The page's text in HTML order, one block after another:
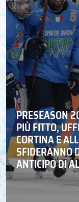
PRESEASON
PIÙ FITTO,
CORTINA E
SFIDERANNO
ANTICIPO DI